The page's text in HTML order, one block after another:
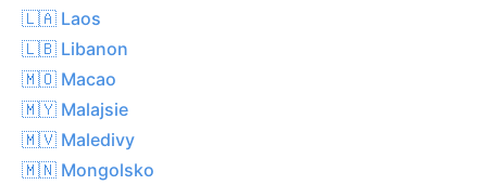
🇱🇦 Laos
🇱🇧 Libanon
🇲🇴 Macao
🇲🇾 Malajsie
🇲🇻 Maledivy
🇲🇳 Mongolsko